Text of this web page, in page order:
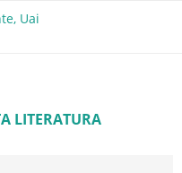
LITERATURA